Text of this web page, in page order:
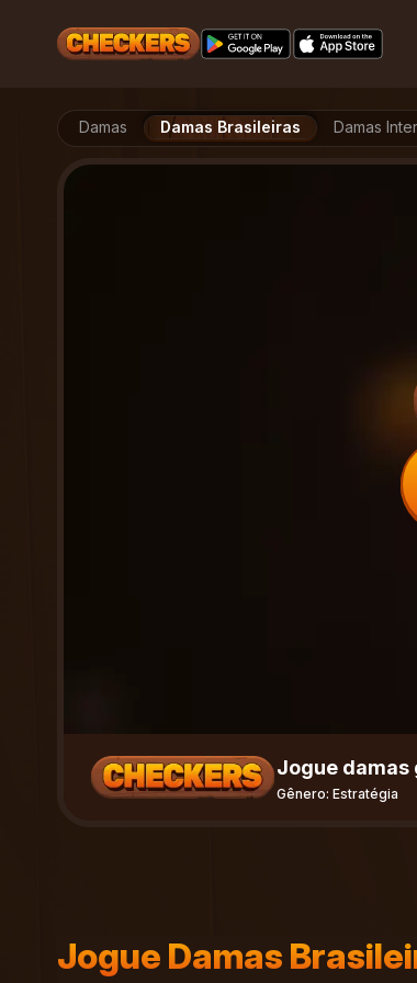
Damas Damas Brasileiras Damas
Jogue damas
Gênero: Estratégia
Jogue Damas